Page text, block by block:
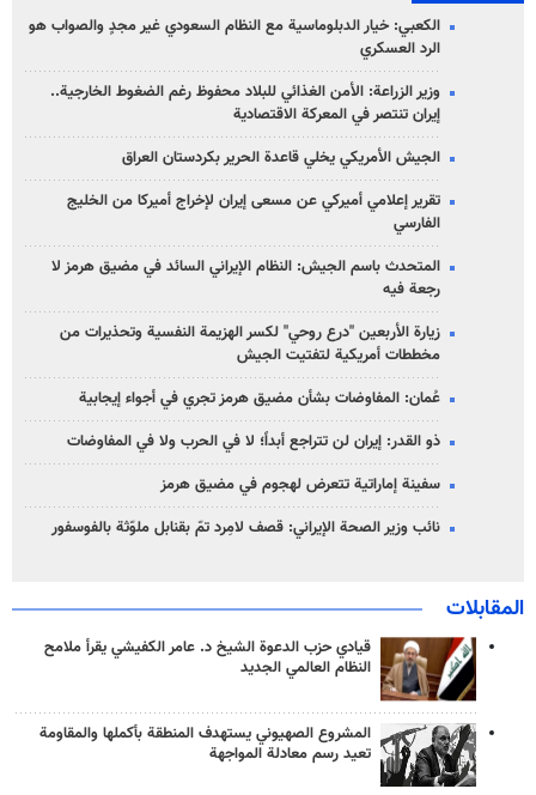
الكعبي: خيار الدبلوماسية مع النظام السعودي غير مجدٍ والصواب هو
الرد العسكري
وزير الزراعة: الأمن الغذائي للبلاد محفوظ رغم الضغوط الخارجية..
إيران تنتصر في المعركة الاقتصادية
الجيش الأمريكي يخلي قاعدة الحرير بكردستان العراق
تقرير إعلامي أميركي عن مسعى إيران لإخراج أميركا من الخليج
الفارسي
المتحدث باسم الجيش: النظام الإيراني السائد في مضيق هرمز لا
رجعة فيه
زيارة الأربعين "درع روحي" لكسر الهزيمة النفسية وتحذيرات من
مخططات أمريكية لتفتيت الجيش
عُمان: المفاوضات بشأن مضيق هرمز تجري في أجواء إيجابية
ذو القدر: إيران لن تتراجع أبداً؛ لا في الحرب ولا في المفاوضات
سفينة إماراتية تتعرض لهجوم في مضيق هرمز
نائب وزير الصحة الإيراني: قصف لامِرد تمّ بقنابل ملوّثة بالفوسفور
المقابلات
قيادي حزب الدعوة الشيخ د. عامر الكفيشي يقرأ ملامح
النظام العالمي الجديد
المشروع الصهيوني يستهدف المنطقة بأكملها والمقاومة
تعيد رسم معادلة المواجهة